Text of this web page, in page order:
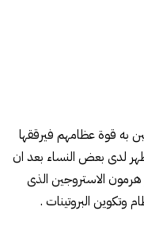
قوة عظامهم فيرققها
لدى بعض النساء بعد ان
الاستروجين الذى
وتكوين البروتينات .